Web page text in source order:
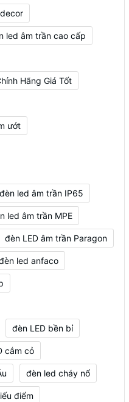
led âm trần cao cấp
Hãng Giá Tốt
ướt
đèn led âm trần IP65
led âm trần MPE
đèn LED âm trần Paragon
led anfaco
đèn LED bền bỉ
cắm cỏ
đèn led cháy nổ
điểm